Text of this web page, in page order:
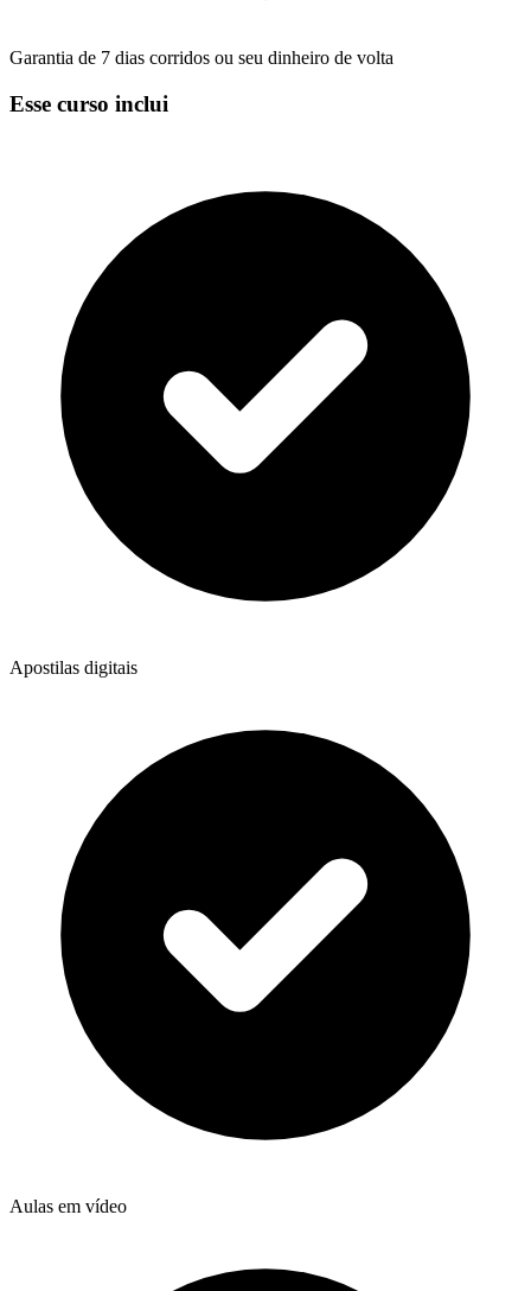
Garantia de 7 dias corridos ou seu dinheiro de volta
Esse curso inclui
Apostilas digitais
Aulas em vídeo